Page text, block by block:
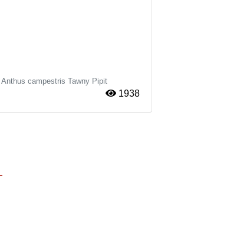
Anthus campestris Tawny Pipit
1938